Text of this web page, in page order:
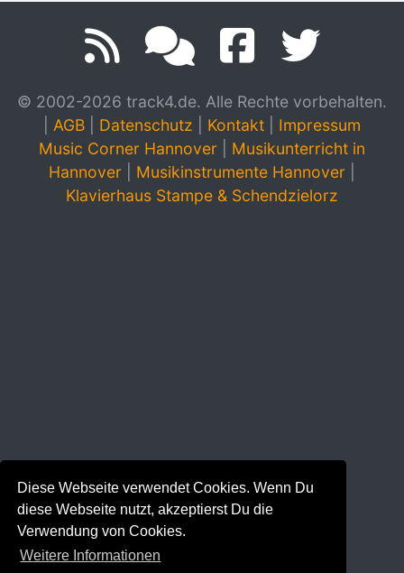
Diese Webseite verwendet Cookies. Wenn Du
diese Webseite nutzt, akzeptierst Du die
Verwendung von Cookies.
Weitere Informationen
© 2002-2026 track4.de. Alle Rechte vorbehalten.
AGB Datenschutz Kontakt
Impressum
Music Corner Hannover
Musikunterricht in
Hannover
Musikinstrumente Hannover
Klavierhaus Stampe & Schendzielorz